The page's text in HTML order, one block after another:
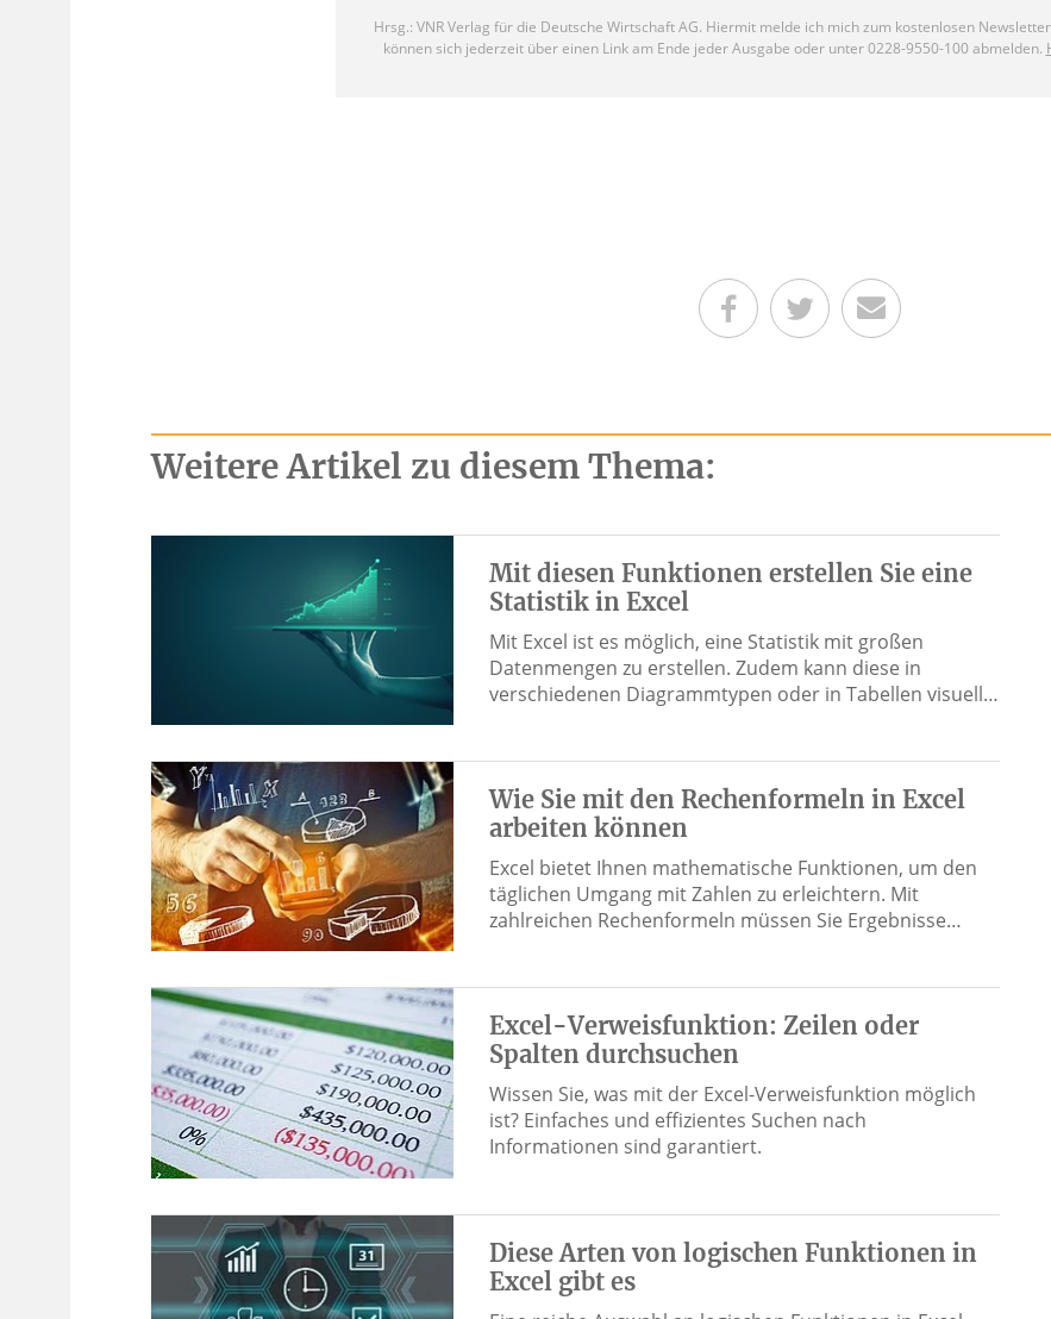
Teilen auf Facebook
Teilen auf Twitter
Per E-Mail senden
Weitere Artikel zu diesem Thema:
Mit diesen Funktionen erstellen Sie eine
Statistik in Excel
Mit Excel ist es möglich, eine Statistik mit großen
Datenmengen zu erstellen. Zudem kann diese in
verschiedenen Diagrammtypen oder in Tabellen visuell…
Wie Sie mit den Rechenformeln in Excel
arbeiten können
Excel bietet Ihnen mathematische Funktionen, um den
täglichen Umgang mit Zahlen zu erleichtern. Mit
zahlreichen Rechenformeln müssen Sie Ergebnisse…
Excel-Verweisfunktion: Zeilen oder
Spalten durchsuchen
Wissen Sie, was mit der Excel-Verweisfunktion möglich
ist? Einfaches und effizientes Suchen nach
Informationen sind garantiert.
Diese Arten von logischen Funktionen in
Excel gibt es